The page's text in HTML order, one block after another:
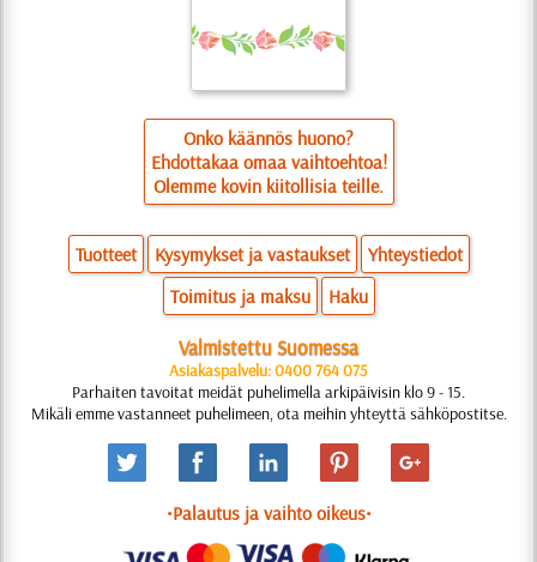
Onko käännös huono?
Ehdottakaa omaa vaihtoehtoa!
Olemme kovin kiitollisia teille.
Tuotteet Kysymykset ja vastaukset
Yhteystiedot
Toimitus ja maksu
Haku
Valmistettu Suomessa
Asiakaspalvelu: 0400 764 075
Parhaiten tavoitat meidät puhelimella arkipäivisin klo 9 - 15.
Mikäli emme vastanneet puhelimeen, ota meihin yhteyttä sähköpostitse.
•Palautus ja vaihto oikeus•